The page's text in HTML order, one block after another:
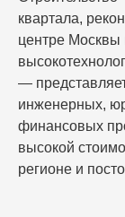
квартала,
центре Москвы
—
инженерных,
финансовых
высокой
регионе и